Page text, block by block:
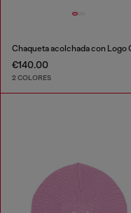
€140.00
2 COLORES